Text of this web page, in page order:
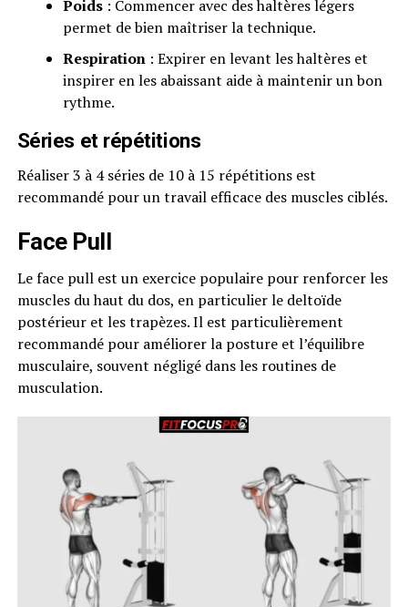
Poids: Commencer avec des haltères légers
permet de bien maîtriser la technique.
Respiration: Expirer en levant les haltères et
inspirer en les abaissant aide à maintenir un bon
rythme.
Séries et répétitions
Réaliser 3 à 4 séries de 10 à 15 répétitions est
recommandé pour un travail efficace des muscles ciblés.
Face Pull
Le face pull est un exercice populaire pour renforcer les
muscles du haut du dos, en particulier le deltoïde
postérieur et les trapèzes. Il est particulièrement
recommandé pour améliorer la posture et l’équilibre
musculaire, souvent négligé dans les routines de
musculation.